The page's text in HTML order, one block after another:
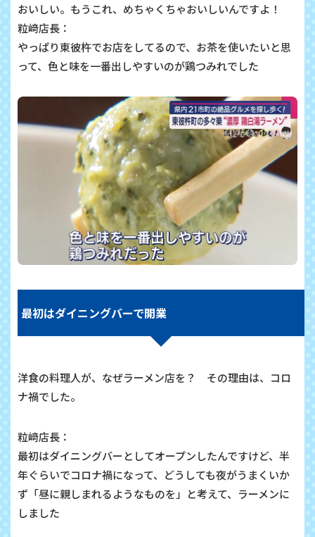
おいしい。もうこれ、めちゃくちゃおいしいんですよ！
粒﨑店長：
やっぱり東彼杵でお店をしてるので、お茶を使いたいと思
って、色と味を一番出しやすいのが鶏つみれでした
最初はダイニングバーで開業
洋食の料理人が、なぜラーメン店を？ その理由は、コロ
ナ禍でした。
粒﨑店長：
最初はダイニングバーとしてオープンしたんですけど、半
年ぐらいでコロナ禍になって、どうしても夜がうまくいか
ず「昼に親しまれるようなものを」と考えて、ラーメンに
しました